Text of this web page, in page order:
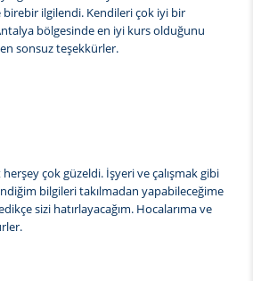
ilgilendi. Kendileri çok iyi bir
bölgesinde en iyi kurs olduğunu
sonsuz teşekkürler.
çok güzeldi. İşyeri ve çalışmak gibi
bilgileri takılmadan yapabileceğime
sizi hatırlayacağım. Hocalarıma ve